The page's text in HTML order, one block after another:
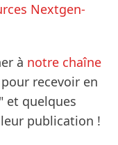
Nextgen-
à notre chaîne
pour recevoir en
et quelques
publication !